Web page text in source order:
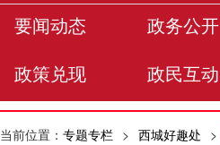
要闻动态 政务公开
政策兑现 政民互动
当前位置： 专题专栏 > 西城好趣处 >